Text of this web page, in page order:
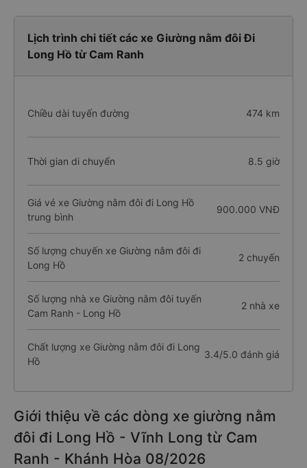
Lịch trình chi tiết các xe Giường nằm đôi Đi
Long Hồ từ Cam Ranh
Chiều dài tuyến đường 474 km
Thời gian di chuyển 8.5 giờ
Giá vé xe Giường nằm đôi đi Long Hồ
trung bình
900.000 VNĐ
Số lượng chuyến xe Giường nằm đôi đi
Long Hồ
2 chuyến
Số lượng nhà xe Giường nằm đôi tuyến
Cam Ranh - Long Hồ
2 nhà xe
Chất lượng xe Giường nằm đôi đi Long
Hồ
3.4/5.0 đánh giá
Giới thiệu về các dòng xe giường nằm
đôi đi Long Hồ - Vĩnh Long từ Cam
Ranh - Khánh Hòa 08/2026